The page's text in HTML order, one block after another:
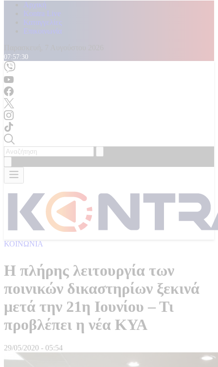
Αρχική
Kontra Live
Καταγγελίες
Επικοινωνία
07:57:31
ΚΟΙΝΩΝΙΑ
Η πλήρης λειτουργία των
ποινικών δικαστηρίων ξεκινά
μετά την 21η Ιουνίου – Τι
προβλέπει η νέα ΚΥΑ
29/05/2020 - 05:54